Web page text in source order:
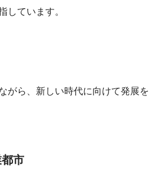
しています。
がら、新しい時代に向けて発展を
市